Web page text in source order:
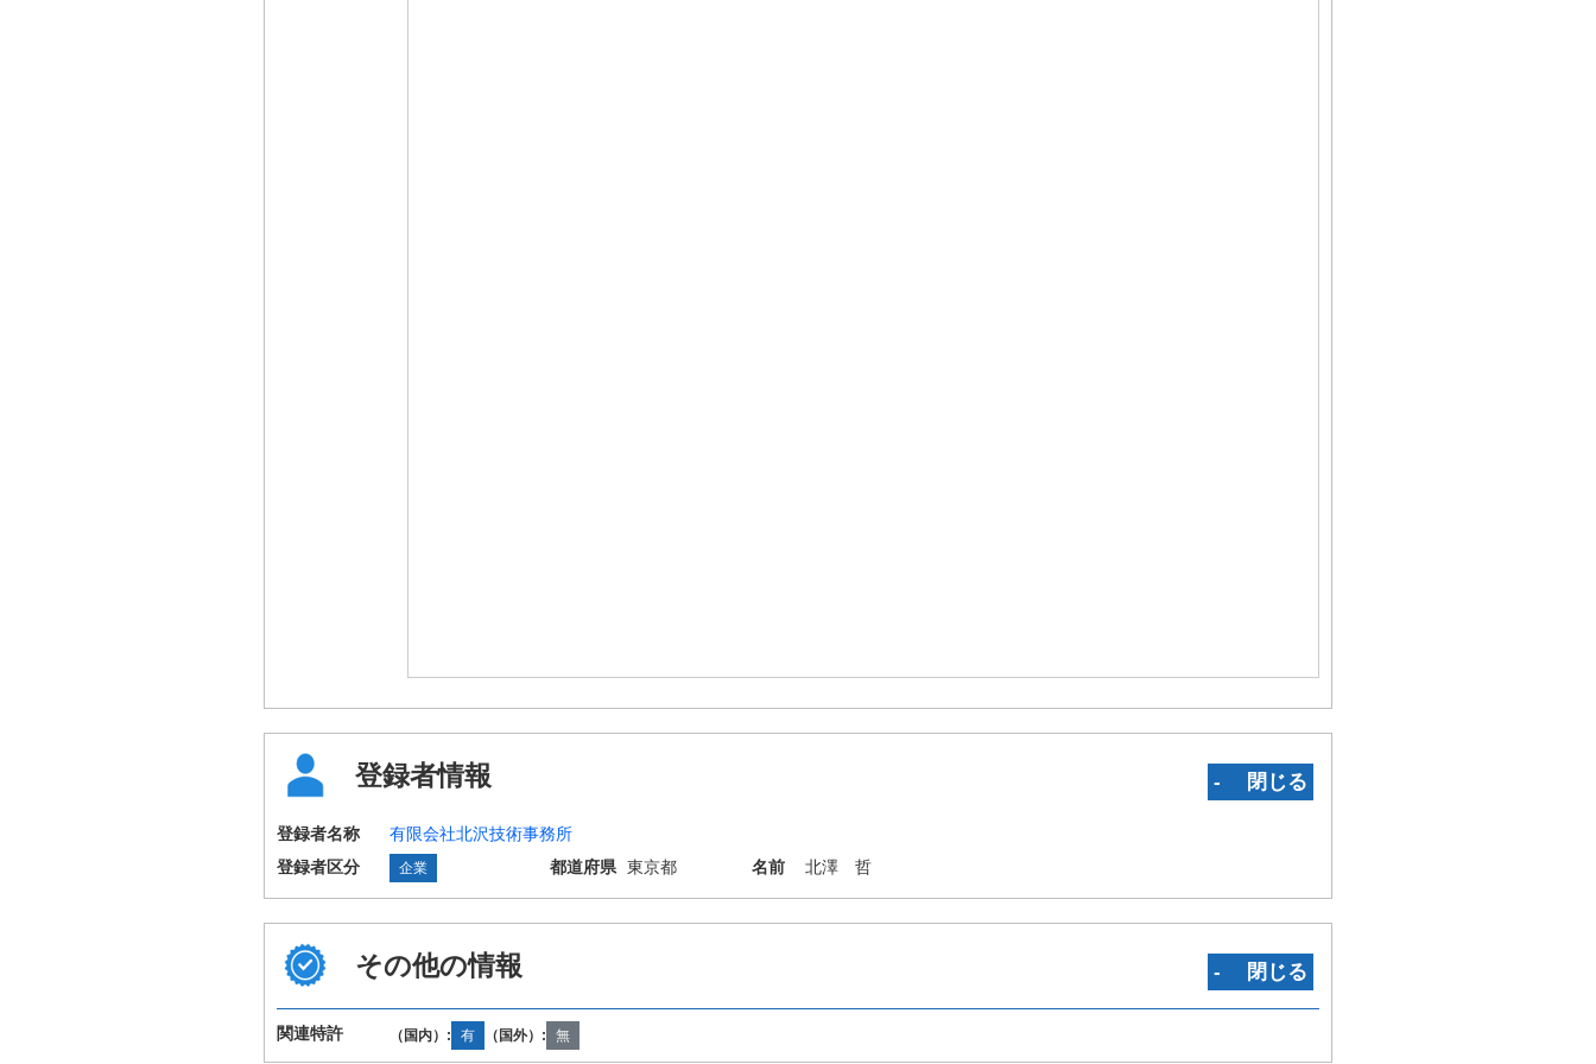
登録者情報 ‐ 閉じる
登録者名称
有限会社北沢技術事務所
登録者区分
企業 都道府県 東京都 名前 北澤 哲
その他の情報 ‐ 閉じる
国際特許分類
（IPC第8版）
G01F23/60